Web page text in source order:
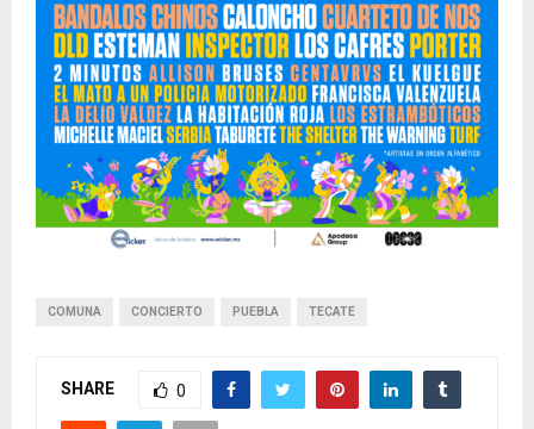
COMUNA CONCIERTO PUEBLA TECATE
SHARE 0